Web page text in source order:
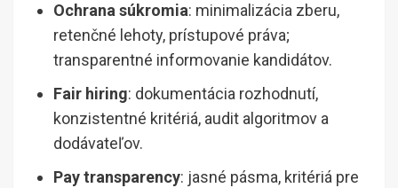
Ochrana súkromia: minimalizácia zberu,
retenčné lehoty, prístupové práva;
transparentné informovanie kandidátov.
Fair hiring: dokumentácia rozhodnutí,
konzistentné kritériá, audit algoritmov a
dodávateľov.
Pay transparency: jasné pásma, kritériá pre